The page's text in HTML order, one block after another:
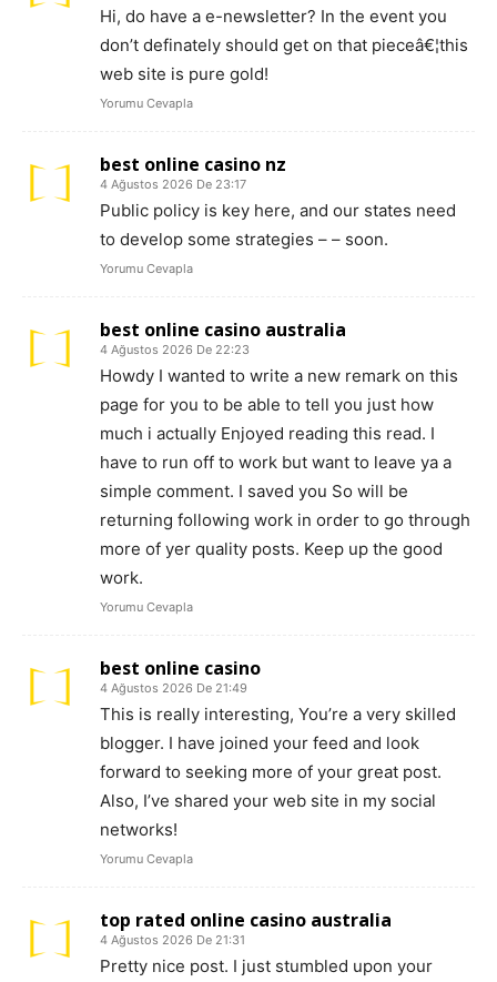
Hi, do have a e-newsletter? In the event you
don’t definately should get on that pieceâ€¦this
web site is pure gold!
Yorumu Cevapla
best online casino nz
4 Ağustos 2026 De 23:17
Public policy is key here, and our states need
to develop some strategies – – soon.
Yorumu Cevapla
best online casino australia
4 Ağustos 2026 De 22:23
Howdy I wanted to write a new remark on this
page for you to be able to tell you just how
much i actually Enjoyed reading this read. I
have to run off to work but want to leave ya a
simple comment. I saved you So will be
returning following work in order to go through
more of yer quality posts. Keep up the good
work.
Yorumu Cevapla
best online casino
4 Ağustos 2026 De 21:49
This is really interesting, You’re a very skilled
blogger. I have joined your feed and look
forward to seeking more of your great post.
Also, I’ve shared your web site in my social
networks!
Yorumu Cevapla
top rated online casino australia
4 Ağustos 2026 De 21:31
Pretty nice post. I just stumbled upon your